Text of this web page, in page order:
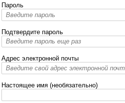
Пароль
Подтвердите пароль
Адрес электронной почты
Настоящее имя (необязательно)